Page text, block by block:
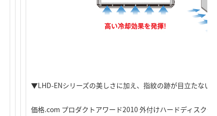
▼LHD-ENシリーズの美しさに加え、指紋の跡が目立たない
価格.com プロダクトアワード2010 外付けハードディスク